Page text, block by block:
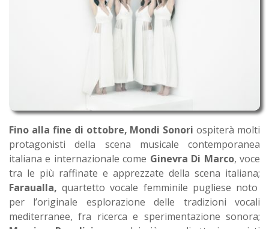
Fino alla fine di ottobre, Mondi Sonori ospiterà molti
protagonisti della scena musicale contemporanea
italiana e internazionale come Ginevra Di Marco, voce
tra le più raffinate e apprezzate della scena italiana;
Faraualla, quartetto vocale femminile pugliese noto
per l’originale esplorazione delle tradizioni vocali
mediterranee, fra ricerca e sperimentazione sonora;